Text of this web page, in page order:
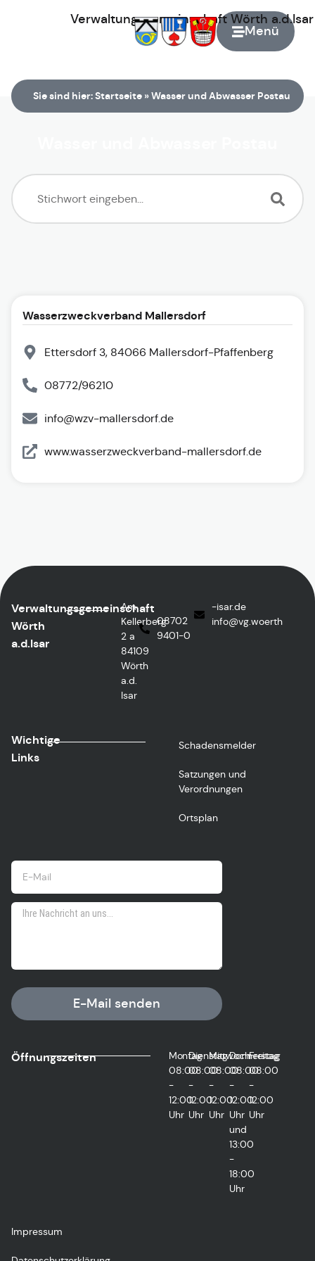
Menü
Verwaltungsgemeinschaft Wörth
Sie sind hier:Startseite »Wasser und Abwasser Postau
Wasserzweckverband Mallersdorf
Ettersdorf 3, 84066 Mallersdorf-Pfaffenberg
08772/96210
info@wzv-mallersdorf.de
www.wasserzweckverband-mallersdorf.de
Verwaltungsgemeinschaft
Wörth
a.d.Isar
Am
Kellerberg
2 a
84109
Wörth
a.d.
Isar
08702
9401-0
ed.rasi-
htreow.gv
@ofni
Wichtige
Links
Schadensmelder
Satzungen und
Verordnungen
Ortsplan
E-Mail senden
Öffnungszeiten
Montag
08:00
-
12:00
Uhr
Dienstag
08:00
-
12:00
Uhr
Mittwoch
08:00
-
12:00
Uhr
Donnerstag
08:00
-
12:00
Uhr
und
13:00
-
18:00
Uhr
Freitag
08:00
-
12:00
Uhr
Impressum